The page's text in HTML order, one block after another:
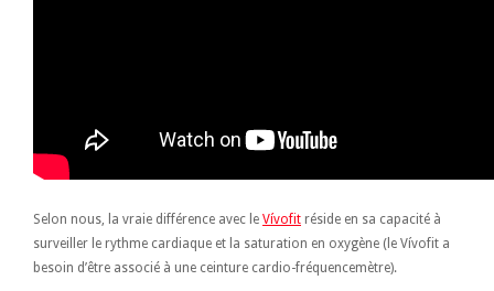
Selon nous, la vraie différence avec le Vívofit réside en sa capacité à
surveiller le rythme cardiaque et la saturation en oxygène (le Vívofit a
besoin d’être associé à une ceinture cardio-fréquencemètre).